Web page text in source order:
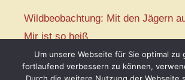
Wildbeobachtung: Mit den Jägern
Mir ist so heiß
Mission: Rettungsschwimmer
Vogelwelt-Entdeckertour
Um unsere Webseite für Sie optimal zu
fortlaufend verbessern zu können,